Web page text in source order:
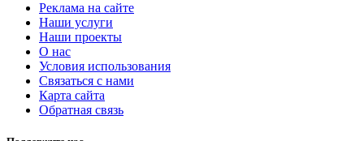
Реклама на сайте
Наши услуги
Наши проекты
О нас
Условия использования
Связаться с нами
Карта сайта
Обратная связь